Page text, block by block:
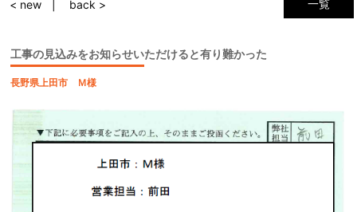
一覧
< new back >
工事の見込みをお知らせいただけると有り難かった
長野県上田市 Ｍ様